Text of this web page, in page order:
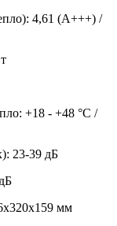
: 4,61 (А+++) /
: +18 - +48 °С /
: 23-39 дБ
мм